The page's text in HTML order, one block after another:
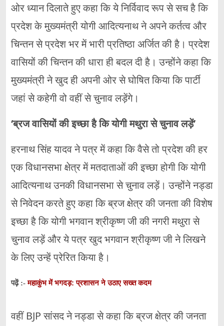
ओर ध्यान दिलाते हुए कहा कि ये निर्विवाद रूप से सच है कि
प्रदेश के मुख्यमंत्री योगी आदित्यनाथ ने अपने कर्तत्व और
चिन्तन से प्रदेश भर में भारी प्रतिष्ठा अर्जित की है। प्रदेश
वासियों की चिन्तन की धारा ही बदल दी है। उन्होंने कहा कि
मुख्यमंत्री ने खुद ही अपनी ओर से घोषित किया कि पार्टी
जहां से कहेगी वो वहीं से चुनाव लड़ेंगे।
‘ब्रज वासियों की इच्छा है कि योगी मथुरा से चुनाव लड़ें’
हरनाथ सिंह यादव ने पत्र में कहा कि वैसे तो प्रदेश की हर
एक विधानसभा क्षेत्र में मतदाताओं की इच्छा होगी कि योगी
आदित्यनाथ उनकी विधानसभा से चुनाव लड़ें। उन्होंने नड्डा
से निवेदन करते हुए कहा कि ब्रज क्षेत्र की जनता की विशेष
इच्छा है कि योगी भगवान श्रीकृष्ण जी की नगरी मथुरा से
चुनाव लड़ें और ये पत्र खुद भगवान श्रीकृष्ण जी ने लिखने
के लिए उन्हें प्रेरित किया है।
पढ़ें :-महाकुंभ में भगदड़: प्रशासन ने उठाए सख्त कदम
वहीं BJP सांसद ने नड्डा से कहा कि ब्रज क्षेत्र की जनता